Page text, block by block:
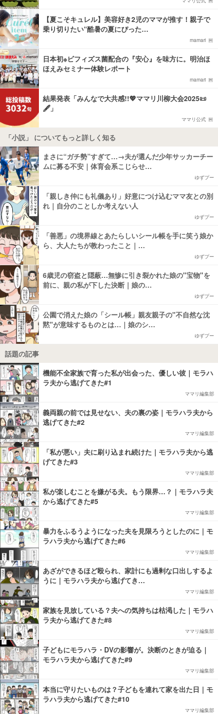
【夏こそキュレル】美容好き2児のママが推す！親子で
乗り切りたい“酷暑の夏にぴった…
mamari
日本初※ビフィズス菌配合の『安心』を味方に。明治ほ
ほえみセミナー体験レポート
mamari
結果発表「みんなで大共感!!💖ママリ川柳大会2025📜
🖋️」
ママリ公式
「小説」 についてもっと詳しく知る
まさに“ガチ勢”すぎて…→夫が選んだ少年サッカーチー
ムに募る不安｜体育会系こじらせ…
ゆずプー
「親しき仲にも礼儀あり」好意につけ込むママ友との別
れ｜自分のことしか考えない人
ゆずプー
「善悪」の境界線とあたらしいシール帳を手に笑う娘か
ら、大人たちが教わったこと｜…
ゆずプー
6歳児の窃盗と隠蔽…無惨に引き裂かれた娘の"宝物"を
前に、親の私が下した決断｜娘の…
ゆずプー
公園で消えた娘の「シール帳」親友親子の"不自然な沈
黙"が意味するものとは…｜娘のシ…
ゆずプー
話題の記事
機能不全家族で育った私が出会った、優しい彼｜モラハ
ラ夫から逃げてきた#1
ママリ編集部
義両親の前では見せない、夫の裏の姿｜モラハラ夫から
逃げてきた#2
ママリ編集部
「私が悪い」夫に刷り込まれ続けた｜モラハラ夫から逃
げてきた#3
ママリ編集部
私が楽しむことを嫌がる夫。もう限界…？｜モラハラ夫
から逃げてきた#5
ママリ編集部
暴力をふるうようになった夫を見限ろうとしたのに｜モ
ラハラ夫から逃げてきた#6
ママリ編集部
あざができるほど殴られ、家計にも過剰な口出しするよ
うに｜モラハラ夫から逃げてき…
ママリ編集部
家族を見放している？夫への気持ちは枯渇した｜モラハ
ラ夫から逃げてきた#8
ママリ編集部
子どもにモラハラ・DVの影響が。決断のときが迫る｜
モラハラ夫から逃げてきた#9
ママリ編集部
本当に守りたいものは？子どもを連れて家を出た日｜モ
ラハラ夫から逃げてきた#10
ママリ編集部